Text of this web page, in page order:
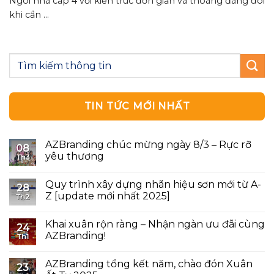
khi cần ...
TIN TỨC MỚI NHẤT
08
Th3
AZBranding chúc mừng ngày 8/3 – Rực rỡ
yêu thương
28
Th2
Quy trình xây dựng nhãn hiệu sơn mới từ A-
Z [update mới nhất 2025]
24
Th1
Khai xuân rộn ràng – Nhận ngàn ưu đãi cùng
AZBranding!
23
AZBranding tổng kết năm, chào đón Xuân